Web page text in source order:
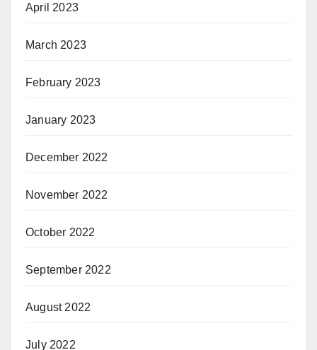
April 2023
March 2023
February 2023
January 2023
December 2022
November 2022
October 2022
September 2022
August 2022
July 2022